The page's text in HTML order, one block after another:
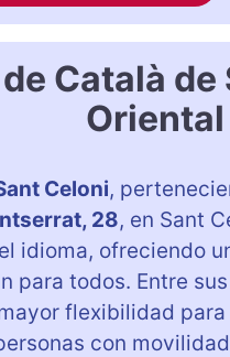
Català
Oriental
Celoni,
28, en Sant
idioma, ofreciendo
para todos. Entre
flexibilidad
con